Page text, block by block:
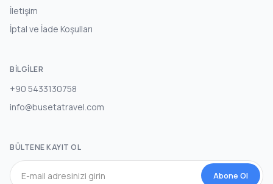
İletişim
İptal ve İade Koşulları
BILGILER
+90 5433130758
info@busetatravel.com
BÜLTENE KAYIT OL
Abone Ol